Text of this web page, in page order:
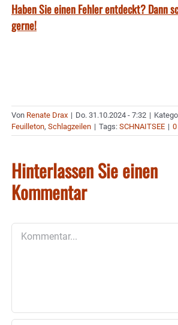
Haben Sie einen Fehler entdeckt? Dann
gerne!
Von Renate Drax | Do. 31.10.2024 - 7:32 |
Feuilleton, Schlagzeilen | Tags: SCHNAITSEE |
Hinterlassen Sie einen
Kommentar